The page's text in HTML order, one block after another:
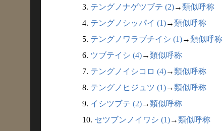
3. テングノナゲツブテ (2)→類似呼称
4. テングノシッパイ (1)→類似呼称
5. テングノワラブチイシ (1)→類似呼称
6. ツブテイシ (4)→類似呼称
7. テングノイシコロ (4)→類似呼称
8. テングノヒジュツ (1)→類似呼称
9. イシツブテ (2)→類似呼称
10. セツブンノイワシ (1)→類似呼称